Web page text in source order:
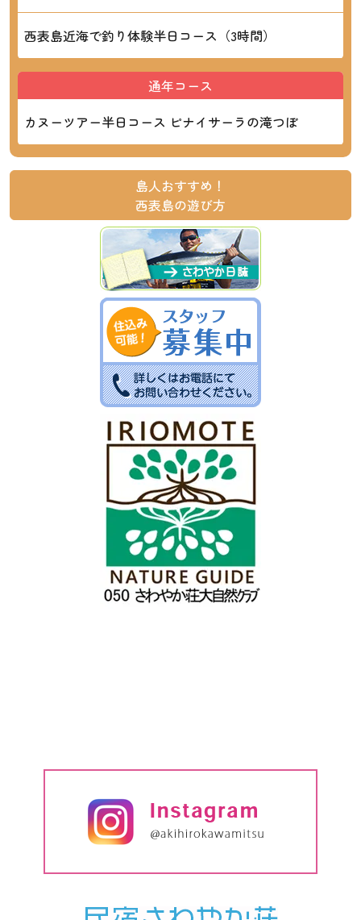
西表島近海で釣り体験半日コース（3時間）
通年コース
カヌーツアー半日コース ピナイサーラの滝つぼ
島人おすすめ！
西表島の遊び方